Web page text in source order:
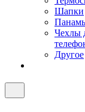
Шапки
Чехлы
Другое